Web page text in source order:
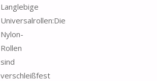
Langlebige
Universalrollen:Die
Nylon-
Rollen
sind
verschleißfest